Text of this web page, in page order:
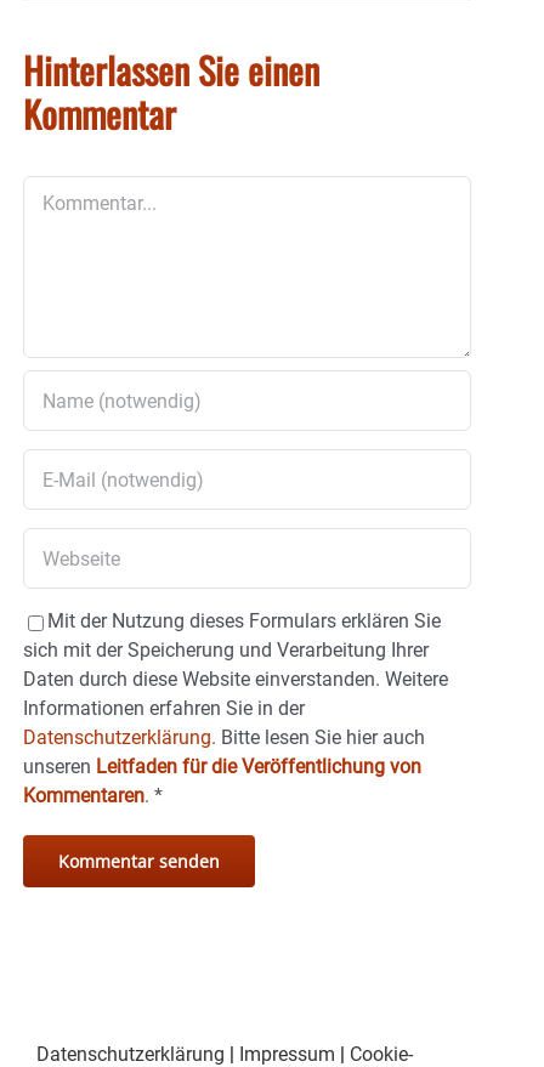
Hinterlassen Sie einen
Kommentar
Mit der Nutzung dieses Formulars erklären Sie
sich mit der Speicherung und Verarbeitung Ihrer
Daten durch diese Website einverstanden. Weitere
Informationen erfahren Sie in der
Datenschutzerklärung. Bitte lesen Sie hier auch
unseren Leitfaden für die Veröffentlichung von
Kommentaren. *
Datenschutzerklärung Impressum Cookie-